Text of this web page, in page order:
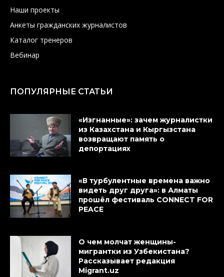
Наши проекты
Анкеты гражданских журналистов
Каталог тренеров
Вебинар
ПОПУЛЯРНЫЕ СТАТЬИ
«Изгнанные»: зачем журналистки
из Казахстана и Кыргызстана
возвращают память о
депортациях
«В турбулентные времена важно
видеть друг друга»: в Алматы
прошёл фестиваль CONNECT FOR
PEACE
О чем молчат женщины-
мигрантки из Узбекистана?
Рассказывает редакция
Migrant.uz